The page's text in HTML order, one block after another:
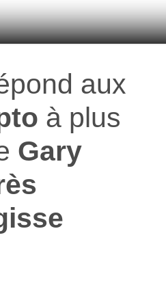
aux
à plus
Gary